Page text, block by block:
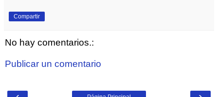
Compartir
No hay comentarios.:
Publicar un comentario